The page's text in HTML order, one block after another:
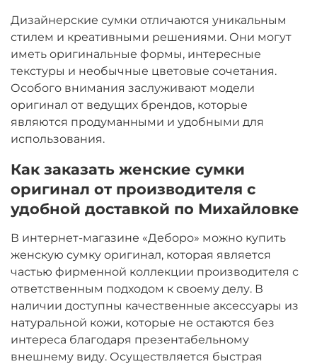
Дизайнерские сумки отличаются уникальным
стилем и креативными решениями. Они могут
иметь оригинальные формы, интересные
текстуры и необычные цветовые сочетания.
Особого внимания заслуживают модели
оригинал от ведущих брендов, которые
являются продуманными и удобными для
использования.
Как заказать женские сумки
оригинал от производителя с
удобной доставкой по Михайловке
В интернет-магазине «Деборо» можно купить
женскую сумку оригинал, которая является
частью фирменной коллекции производителя с
ответственным подходом к своему делу. В
наличии доступны качественные аксессуары из
натуральной кожи, которые не остаются без
интереса благодаря презентабельному
внешнему виду. Осуществляется быстрая